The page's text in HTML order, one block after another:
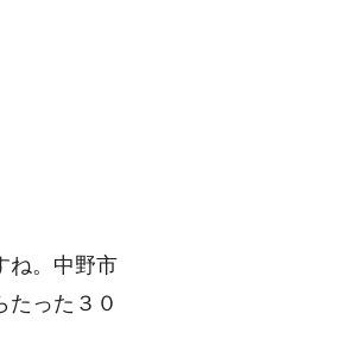
ね。中野市
たった３０